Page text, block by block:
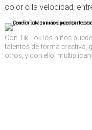
color o la velocidad,
Con Tik Tok los niños
talentos de forma creativa,
otros, y con ello,